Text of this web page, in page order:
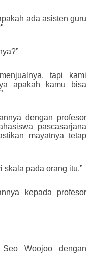
ada asisten guru
tapi kami
apakah kamu bisa
dengan profesor
pascasarjana
mayatnya tetap
skala pada orang itu.”
kepada profesor
Woojoo dengan